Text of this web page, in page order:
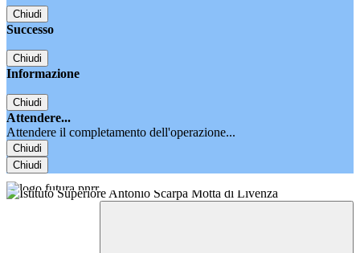
Chiudi
Successo
Chiudi
Informazione
Chiudi
Attendere...
Attendere il completamento dell'operazione...
Chiudi
Chiudi